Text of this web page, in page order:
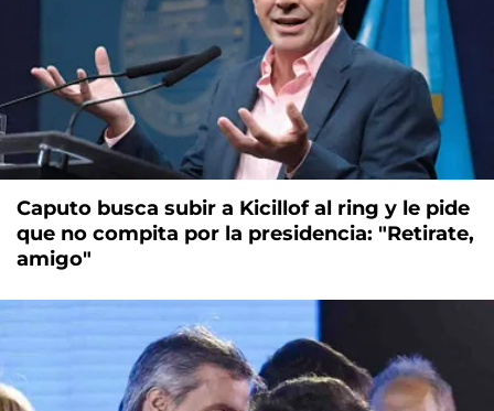
Caputo busca subir a Kicillof al ring y le pide
que no compita por la presidencia: "Retirate,
amigo"